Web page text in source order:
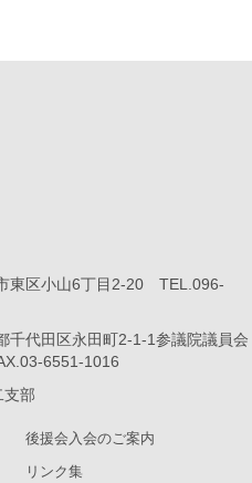
東区小山6丁目2-20 TEL.096-
代田区永田町2-1-1参議院議員会
6551-1016
支部
後援会入会のご案内
リンク集